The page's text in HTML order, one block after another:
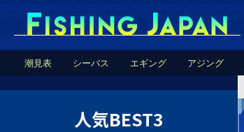
潮見表 シーバス エギング アジング
人気BEST3